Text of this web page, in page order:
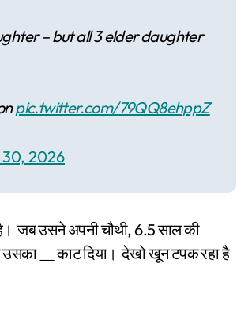
– but all 3 elder daughter
pic.twitter.com/79QQ8ehppZ
30, 2026
जब उसने अपनी चौथी, 6.5 साल की
__ काट दिया। देखो खून टपक रहा है